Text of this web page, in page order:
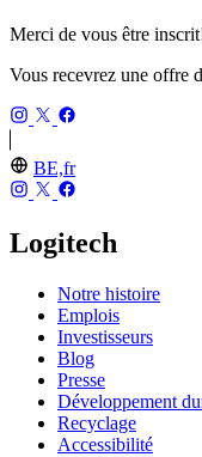
Merci de vous être
Vous recevrez une offre
BE,fr
Logitech
Notre histoire
Emplois
Investisseurs
Blog
Presse
Développement
Recyclage
Accessibilité